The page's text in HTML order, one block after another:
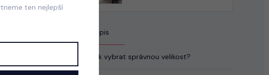
Popis
Jak vybrat správnou velikost?
ten nejlepší